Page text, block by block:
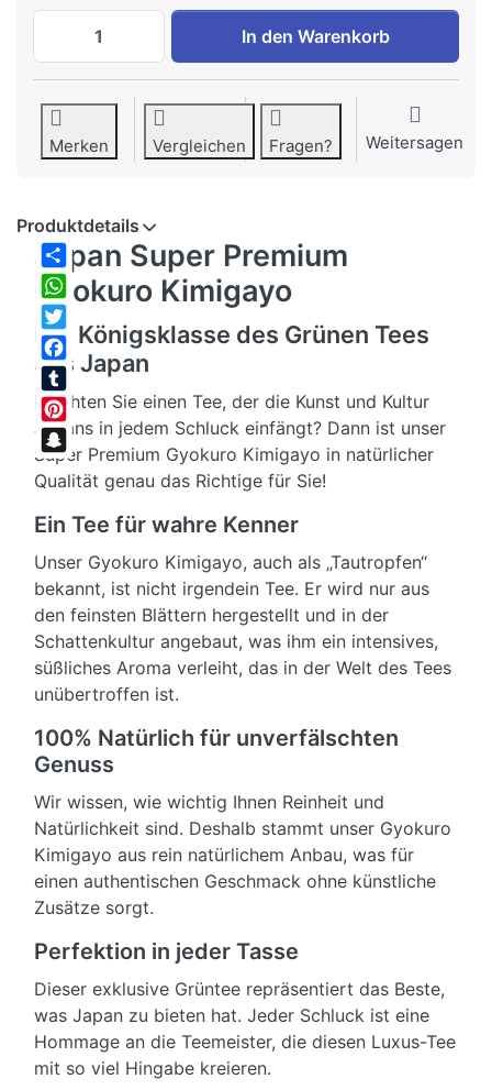
Japan Super Premium Gyokuro
In den Warenkorb
Merken Vergleichen Fragen? Weitersagen
Share
WhatsApp
Twitter
Facebook
Tumblr
Pinterest
Snapchat
Produktdetails
Japan Super Premium
Gyokuro Kimigayo
Die Königsklasse des Grünen Tees
aus Japan
Möchten Sie einen Tee, der die Kunst und Kultur
Japans in jedem Schluck einfängt? Dann ist unser
Super Premium Gyokuro Kimigayo in natürlicher
Qualität genau das Richtige für Sie!
Ein Tee für wahre Kenner
Unser Gyokuro Kimigayo, auch als „Tautropfen“
bekannt, ist nicht irgendein Tee. Er wird nur aus
den feinsten Blättern hergestellt und in der
Schattenkultur angebaut, was ihm ein intensives,
süßliches Aroma verleiht, das in der Welt des Tees
unübertroffen ist.
100% Natürlich für unverfälschten
Genuss
Wir wissen, wie wichtig Ihnen Reinheit und
Natürlichkeit sind. Deshalb stammt unser Gyokuro
Kimigayo aus rein natürlichem Anbau, was für
einen authentischen Geschmack ohne künstliche
Zusätze sorgt.
Perfektion in jeder Tasse
Dieser exklusive Grüntee repräsentiert das Beste,
was Japan zu bieten hat. Jeder Schluck ist eine
Hommage an die Teemeister, die diesen Luxus-Tee
mit so viel Hingabe kreieren.